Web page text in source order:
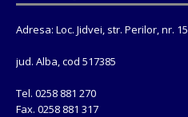
Adresa: Loc. Jidvei, str. Perilor, nr. 15,
jud. Alba, cod 517385
Tel. 0258 881 270
Fax. 0258 881 317